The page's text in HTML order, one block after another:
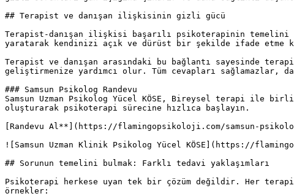
## Terapist ve danışan ilişkisinin gizli gücü
Terapist-danışan ilişkisi başarılı psikoterapinin
yaratarak kendinizi açık ve dürüst bir şekilde ifade etme
Terapist ve danışan arasındaki bu bağlantı sayesinde
geliştirmenize yardımcı olur. Tüm cevapları sağlamazlar,
### Samsun Psikolog Randevu
Samsun Uzman Psikolog Yücel KÖSE, Bireysel terapi
oluşturarak psikoterapi sürecine hızlıca başlayın.
[Randevu Al**](https://flamingopsikoloji.com/samsun-
![Samsun Uzman Klinik Psikolog Yücel KÖSE](https://
## Sorunun temelini bulmak: Farklı tedavi yaklaşımları
Psikoterapi herkese uyan tek bir çözüm değildir. Her
örnekler: